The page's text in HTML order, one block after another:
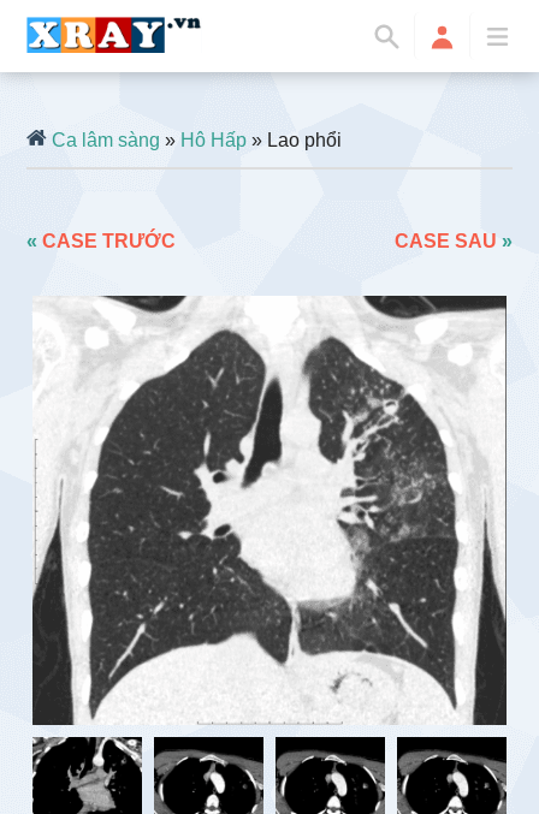
Ca lâm sàng » Hô Hấp » Lao phổi
«CASE TRƯỚC CASE SAU »